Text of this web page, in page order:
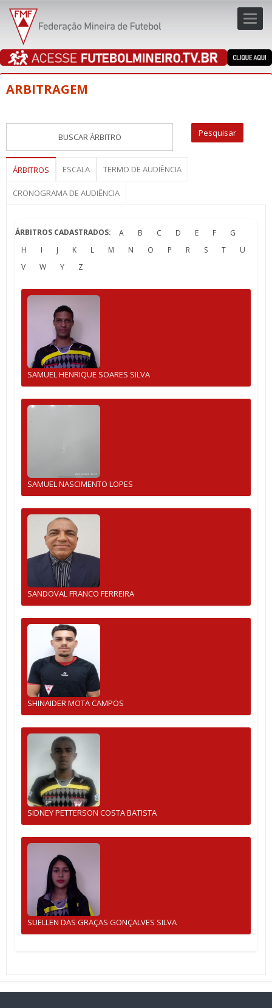
ARBITRAGEM
ÁRBITROS ESCALA TERMO DE AUDIÊNCIA
CRONOGRAMA DE AUDIÊNCIA
ÁRBITROS CADASTRADOS: A B C D E F
G
H
I J K L M N O P R S T
U
V
W Y Z
SAMUEL HENRIQUE SOARES SILVA
SAMUEL NASCIMENTO LOPES
SANDOVAL FRANCO FERREIRA
SHINAIDER MOTA CAMPOS
SIDNEY PETTERSON COSTA BATISTA
SUELLEN DAS GRAÇAS GONÇALVES SILVA